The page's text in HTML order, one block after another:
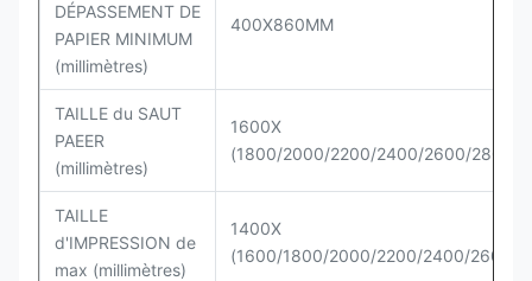
DÉPASSEMENT DE
PAPIER MINIMUM
(millimètres)
400X860MM
TAILLE du SAUT
PAEER
(millimètres)
1600X
(1800/2000/2200/2400/2600/
TAILLE
d'IMPRESSION de
max (millimètres)
1400X
(1600/1800/2000/2200/2400/